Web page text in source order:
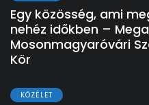
Egy közösség, ami
nehéz időkben –
Mosonmagyaróvári
Kör
KÖZÉLET